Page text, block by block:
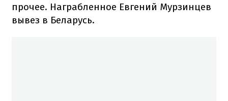
прочее. Награбленное Евгений Мурзинцев
вывез в Беларусь.